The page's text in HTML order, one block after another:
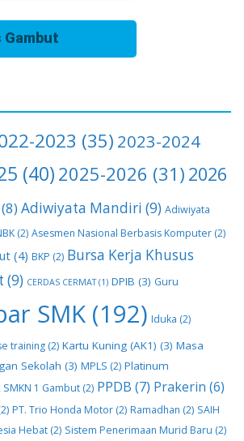
Gambut
2023 (35) 2023-2024
(40) 2025-2026 (31) 2026
(8) Adiwiyata Mandiri (9) Adiwiyata
(2) Asesmen Nasional Berbasis Komputer (2)
(4) BKP (2) Bursa Kerja Khusus
(9) CERDAS CERMAT(1) DPIB (3) Guru
SMK (192) Iduka (2)
training (2) Kartu Kuning (AK1) (3) Masa
Sekolah (3) MPLS (2) Platinum
SMKN 1 Gambut (2) PPDB (7) Prakerin (6)
PT. Trio Honda Motor (2) Ramadhan (2) SAIH
Hebat (2) Sistem Penerimaan Murid Baru (2)